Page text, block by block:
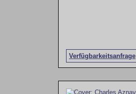
Verfügbarkeitsanfrage